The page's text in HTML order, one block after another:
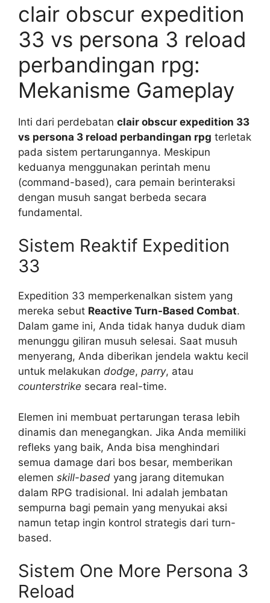
clair obscur expedition
33 vs persona 3 reload
perbandingan rpg:
Mekanisme Gameplay
Inti dari perdebatan clair obscur expedition 33
vs persona 3 reload perbandingan rpg terletak
pada sistem pertarungannya. Meskipun
keduanya menggunakan perintah menu
(command-based), cara pemain berinteraksi
dengan musuh sangat berbeda secara
fundamental.
Sistem Reaktif Expedition
33
Expedition 33 memperkenalkan sistem yang
mereka sebut Reactive Turn-Based Combat.
Dalam game ini, Anda tidak hanya duduk diam
menunggu giliran musuh selesai. Saat musuh
menyerang, Anda diberikan jendela waktu kecil
untuk melakukan dodge, parry, atau
counterstrike secara real-time.
Elemen ini membuat pertarungan terasa lebih
dinamis dan menegangkan. Jika Anda memiliki
refleks yang baik, Anda bisa menghindari
semua damage dari bos besar, memberikan
elemen skill-based yang jarang ditemukan
dalam RPG tradisional. Ini adalah jembatan
sempurna bagi pemain yang menyukai aksi
namun tetap ingin kontrol strategis dari turn-
based.
Sistem One More Persona 3
Reload